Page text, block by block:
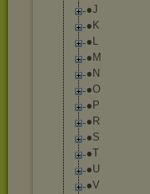
●J
●K
●L
●M
●N
●O
●P
●R
●S
●T
●U
●V